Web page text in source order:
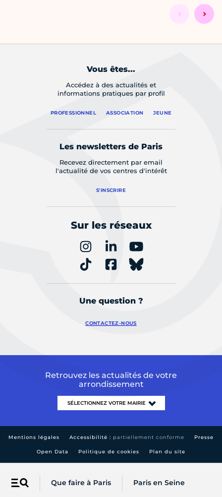
Menu Que faire à Paris Paris en Seine
Vous êtes...
Accédez à des actualités et
informations pratiques par profil
PROFESSIONNEL ASSOCIATION JEUNE
Les newsletters de Paris
Recevez directement par email
l'actualité de vos centres d'intérêt
S'INSCRIRE
Sur les réseaux
Une question ?
CONTACTEZ-NOUS
Retrouvez les actualités de votre
arrondissement
Mentions légales Accessibilité : partiellement conforme Presse
Open Data Politique de cookies Plan du site